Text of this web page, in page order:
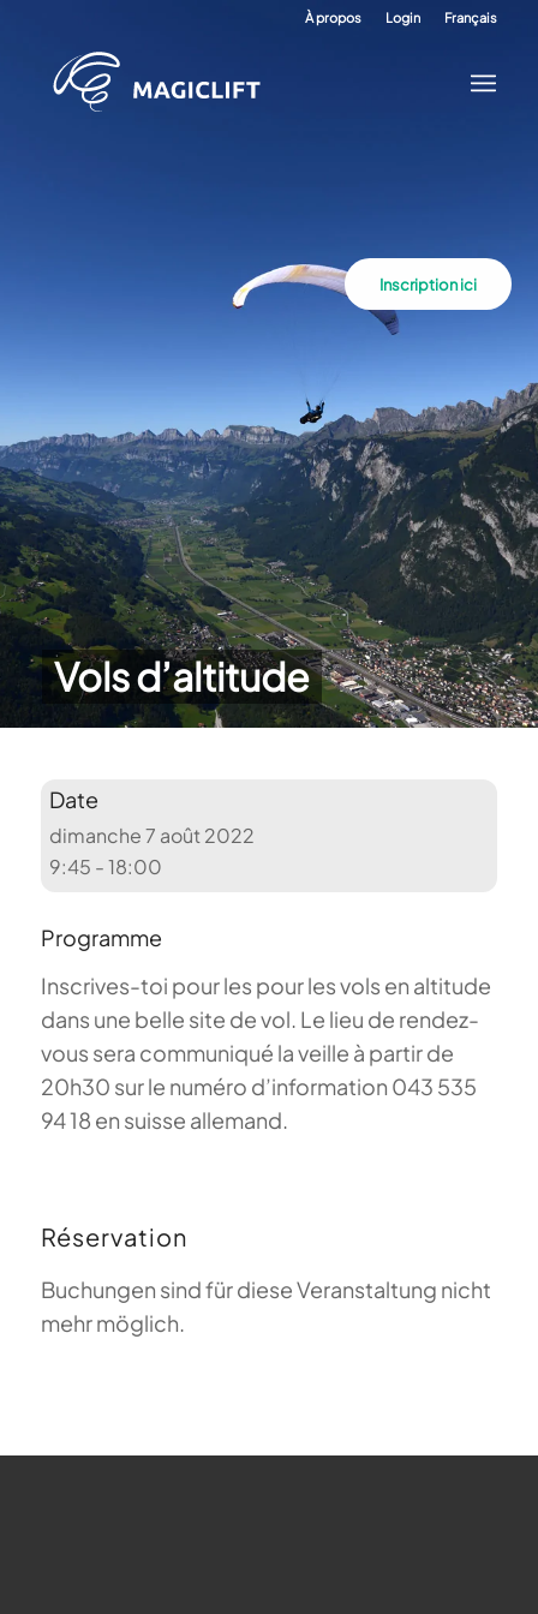
À propos Login Français
Vols d’altitude
Inscription ici
Date
dimanche 7 août 2022
9:45 - 18:00
Programme
Inscrives-toi pour les pour les vols en altitude
dans une belle site de vol. Le lieu de rendez-
vous sera communiqué la veille à partir de
20h30 sur le numéro d’information 043 535
94 18 en suisse allemand.
Réservation
Buchungen sind für diese Veranstaltung nicht
mehr möglich.